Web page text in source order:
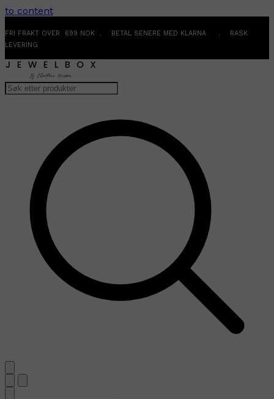
to content
FRI FRAKT OVER 699 NOK . BETAL SENERE MED KLARNA . RASK
LEVERING